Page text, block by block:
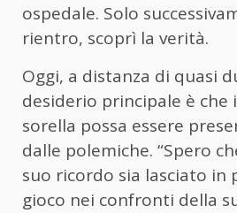
ospedale. Solo
rientro, scoprì la verità.
Oggi, a distanza di quasi
desiderio principale è che
sorella possa essere
dalle polemiche. “Spero
suo ricordo sia lasciato in
gioco nei confronti della